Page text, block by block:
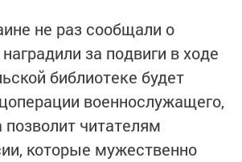
не раз сообщали о
за подвиги в ходе
библиотеке будет
военнослужащего,
читателям
которые мужественно